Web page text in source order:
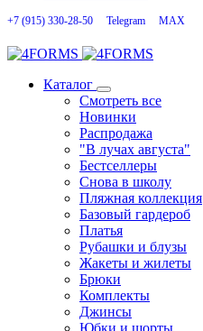
+7 (915) 330-28-50 Telegram MAX
Каталог
Смотреть все
Новинки
Распродажа
"В лучах августа"
Бестселлеры
Снова в школу
Пляжная коллекция
Базовый гардероб
Платья
Рубашки и блузы
Жакеты и жилеты
Брюки
Комплекты
Джинсы
Юбки и шорты